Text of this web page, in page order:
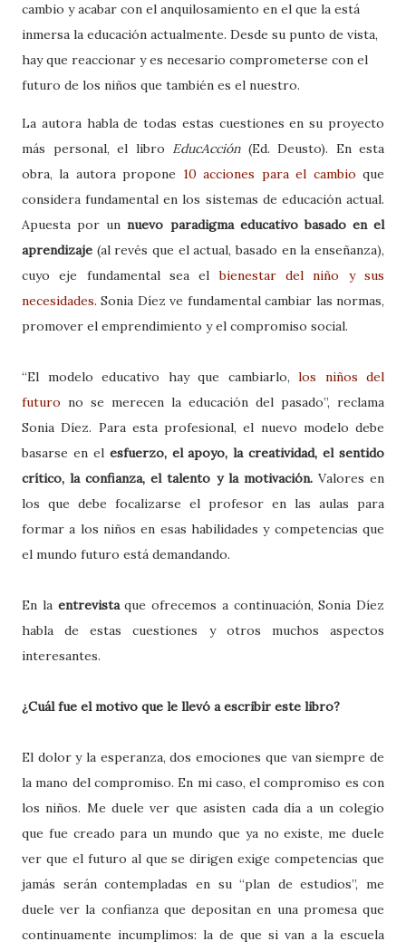
cambio y acabar con el anquilosamiento en el que la está
inmersa la educación actualmente. Desde su punto de vista,
hay que reaccionar y es necesario comprometerse con el
futuro de los niños que también es el nuestro.
La autora habla de todas estas cuestiones en su proyecto
más personal, el libro EducAcción(Ed. Deusto). En esta
obra, la autora propone 10 acciones para el cambio que
considera fundamental en los sistemas de educación actual.
Apuesta por unnuevo paradigma educativo basado en el
aprendizaje (al revés que el actual, basado en la enseñanza),
cuyo eje fundamental sea el bienestar del niño y sus
necesidades. Sonia Díez ve fundamental cambiar las normas,
promover el emprendimiento y el compromiso social.
“El modelo educativo hay que cambiarlo, los niños del
futuro no se merecen la educación del pasado”, reclama
Sonia Díez. Para esta profesional, el nuevo modelo debe
basarse en el esfuerzo, el apoyo, la creatividad, el sentido
crítico, la confianza, el talento y la motivación. Valores en
los que debe focalizarse el profesor en las aulas para
formar a los niños en esas habilidades y competencias que
el mundo futuro está demandando.
En la entrevistaque ofrecemos a continuación, Sonia Díez
habla de estas cuestiones y otros muchos aspectos
interesantes.
¿Cuál fue el motivo que le llevó a escribir este libro?
El dolor y la esperanza, dos emociones que van siempre de
la mano del compromiso. En mi caso, el compromiso es con
los niños. Me duele ver que asisten cada día a un colegio
que fue creado para un mundo que ya no existe, me duele
ver que el futuro al que se dirigen exige competencias que
jamás serán contempladas en su “plan de estudios”, me
duele ver la confianza que depositan en una promesa que
continuamente incumplimos: la de que si van a la escuela